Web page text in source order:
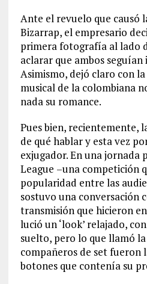
Ante el revuelo que causó
Bizarrap, el empresario
primera fotografía al lado
aclarar que ambos
Asimismo, dejó claro con
musical de la colombiana
nada su romance.
Pues bien, recientemente,
de qué hablar y esta vez
exjugador. En una jornada
League –una competición
popularidad entre las
sostuvo una conversación
transmisión que hicieron
lució un ‘look’ relajado,
suelto, pero lo que llamó
compañeros de set fueron
botones que contenía su